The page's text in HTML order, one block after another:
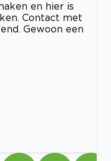
en hier is
Contact met
Gewoon een